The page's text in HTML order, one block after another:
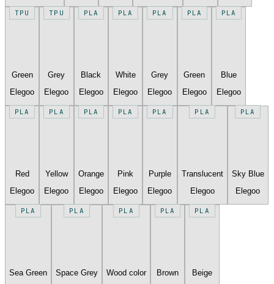
TPU
Green
Elegoo
TPU
Grey
Elegoo
PLA
Black
Elegoo
PLA
White
Elegoo
PLA
Grey
Elegoo
PLA
Green
Elegoo
PLA
Blue
Elegoo
PLA
Red
Elegoo
PLA
Yellow
Elegoo
PLA
Orange
Elegoo
PLA
Pink
Elegoo
PLA
Purple
Elegoo
PLA
Translucent
Elegoo
PLA
Sky Blue
Elegoo
PLA
Sea Green
PLA
Space Grey
PLA
Wood color
PLA
Brown
PLA
Beige